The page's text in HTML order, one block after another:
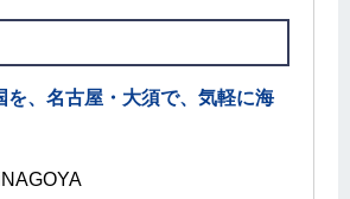
、名古屋・大須で、気軽に海